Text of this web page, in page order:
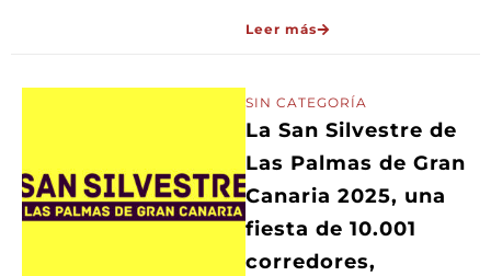
Leer más
SIN CATEGORÍA
La San Silvestre de
Las Palmas de Gran
Canaria 2025, una
fiesta de 10.001
corredores,